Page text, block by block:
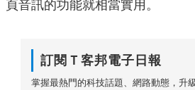
頁音訊的功能就相當實用。
訂閱Ｔ客邦電子日報
掌握最熱門的科技話題、網路動態，升